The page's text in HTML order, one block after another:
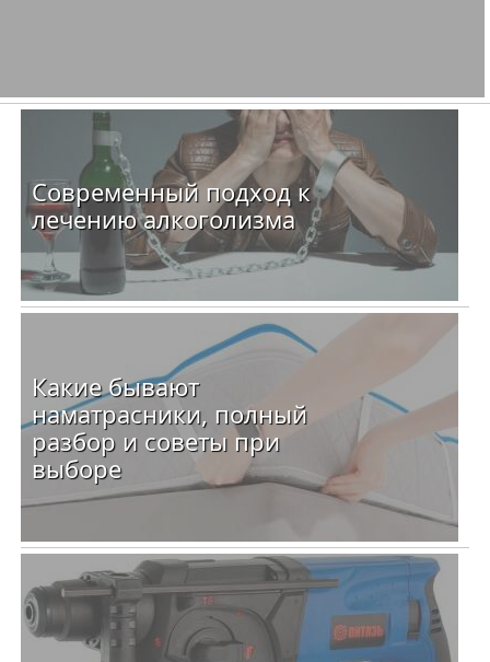
Современный подход к
лечению алкоголизма
Какие бывают
наматрасники, полный
разбор и советы при
выборе